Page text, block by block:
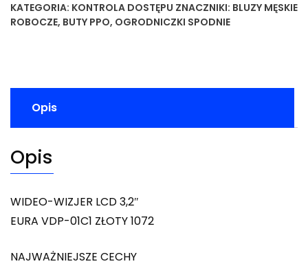
KATEGORIA: KONTROLA DOSTĘPU ZNACZNIKI: BLUZY MĘSKIE
ROBOCZE, BUTY PPO, OGRODNICZKI SPODNIE
Opis
Opis
WIDEO-WIZJER LCD 3,2″
EURA VDP-01C1 ZŁOTY 1072
NAJWAŻNIEJSZE CECHY